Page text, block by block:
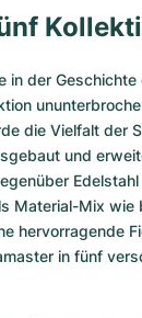
in der Geschichte
die Vielfalt der
und
Edelstahl
Material-Mix wie
hervorragende
in fünf